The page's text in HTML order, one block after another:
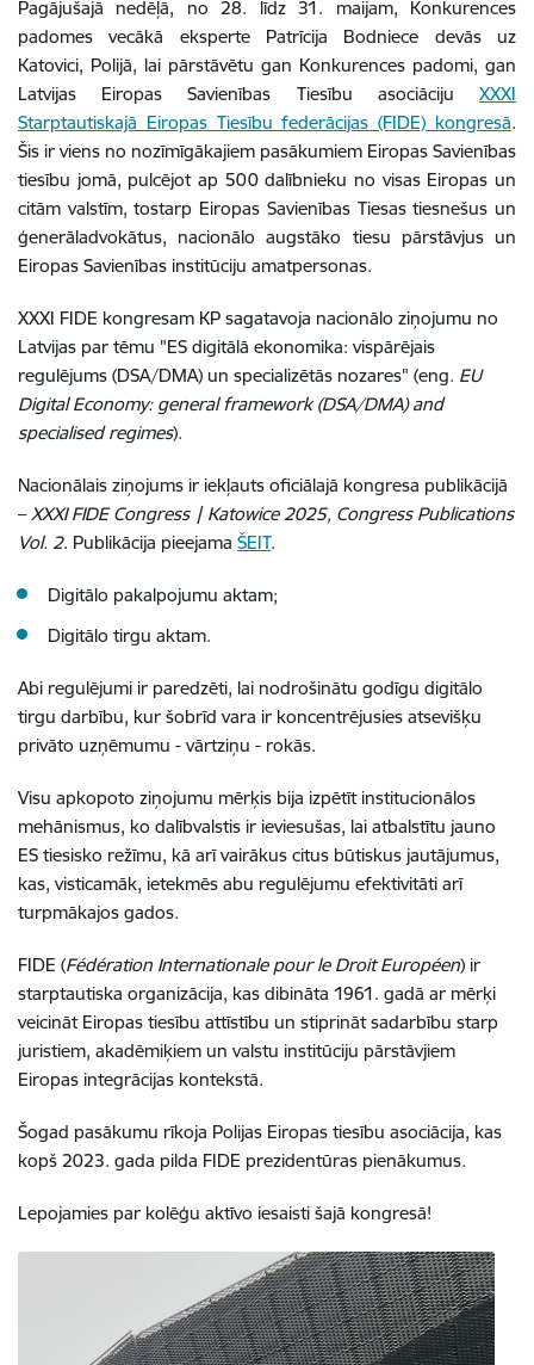
Pagājušajā nedēļā, no 28. līdz 31. maijam, Konkurences
padomes vecākā eksperte Patrīcija Bodniece devās uz
Katovici, Polijā, lai pārstāvētu gan Konkurences padomi, gan
Latvijas Eiropas Savienības Tiesību asociāciju XXXI
Starptautiskajā Eiropas Tiesību federācijas (FIDE) kongresā.
Šis ir viens no nozīmīgākajiem pasākumiem Eiropas Savienības
tiesību jomā, pulcējot ap 500 dalībnieku no visas Eiropas un
citām valstīm, tostarp Eiropas Savienības Tiesas tiesnešus un
ģenerāladvokātus, nacionālo augstāko tiesu pārstāvjus un
Eiropas Savienības institūciju amatpersonas.
XXXI FIDE kongresam KP sagatavoja nacionālo ziņojumu no
Latvijas par tēmu "ES digitālā ekonomika: vispārējais
regulējums (DSA/DMA) un specializētās nozares" (eng. EU
Digital Economy: general framework (DSA/DMA) and
specialised regimes).
Nacionālais ziņojums ir iekļauts oficiālajā kongresa publikācijā
– XXXI FIDE Congress | Katowice 2025, Congress Publications
Vol. 2. Publikācija pieejama ŠEIT.
Digitālo pakalpojumu aktam;
Digitālo tirgu aktam.
Abi regulējumi ir paredzēti, lai nodrošinātu godīgu digitālo
tirgu darbību, kur šobrīd vara ir koncentrējusies atsevišķu
privāto uzņēmumu - vārtziņu - rokās.
Visu apkopoto ziņojumu mērķis bija izpētīt institucionālos
mehānismus, ko dalībvalstis ir ieviesušas, lai atbalstītu jauno
ES tiesisko režīmu, kā arī vairākus citus būtiskus jautājumus,
kas, visticamāk, ietekmēs abu regulējumu efektivitāti arī
turpmākajos gados.
FIDE (Fédération Internationale pour le Droit Européen) ir
starptautiska organizācija, kas dibināta 1961. gadā ar mērķi
veicināt Eiropas tiesību attīstību un stiprināt sadarbību starp
juristiem, akadēmiķiem un valstu institūciju pārstāvjiem
Eiropas integrācijas kontekstā.
Šogad pasākumu rīkoja Polijas Eiropas tiesību asociācija, kas
kopš 2023. gada pilda FIDE prezidentūras pienākumus.
Lepojamies par kolēģu aktīvo iesaisti šajā kongresā!